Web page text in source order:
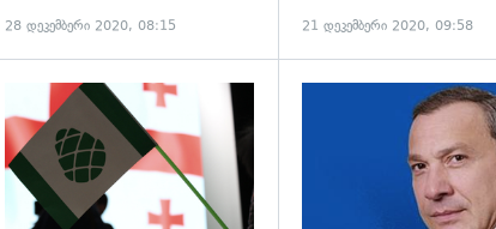
28 დეკემბერი 2020, 08:15 21 დეკემბერი 2020, 09:58
გადახედვა